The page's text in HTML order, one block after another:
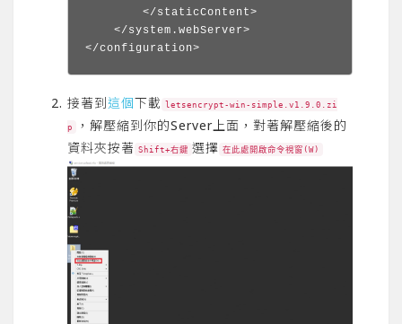
        </staticContent>
    </system.webServer>
</configuration>
接著到 這個下載 letsencrypt-win-simple.v1.9.0.zi
p
，解壓縮到你的Server上面，對著解壓縮後的
資料夾按著 Shift+右鍵 選擇 在此處開啟命令視窗(W)